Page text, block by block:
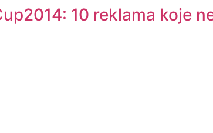
10 reklama koje